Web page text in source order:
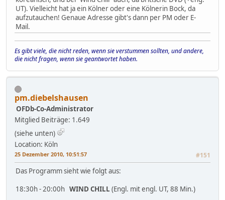
UT). Vielleicht hat ja ein Kölner oder eine Kölnerin Bock, da
aufzutauchen! Genaue Adresse gibt's dann per PM oder E-
Mail.
Es gibt viele, die nicht reden, wenn sie verstummen sollten, und andere,
die nicht fragen, wenn sie geantwortet haben.
pm.diebelshausen
OFDb-Co-Administrator
Mitglied Beiträge: 1.649
(siehe unten)
Location: Köln
25 Dezember 2010, 10:51:57 #151
Das Programm sieht wie folgt aus:
18:30h - 20:00h WIND CHILL (Engl. mit engl. UT, 88 Min.)